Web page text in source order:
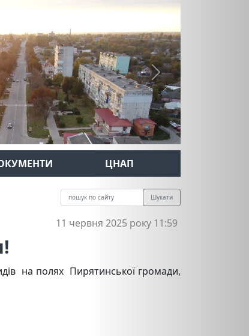
Next
ЦНАП
Шукати
11 червня 2025 року 11:59
на полях Пирятинської громади,